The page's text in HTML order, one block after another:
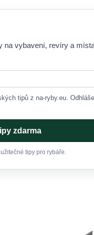
na vybavení, revíry a
tipů z na-ryby.eu.
zdarma
tipy pro rybáře.